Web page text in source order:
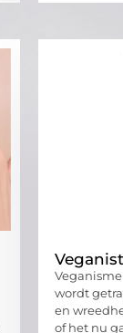
wordt
en
of het nu